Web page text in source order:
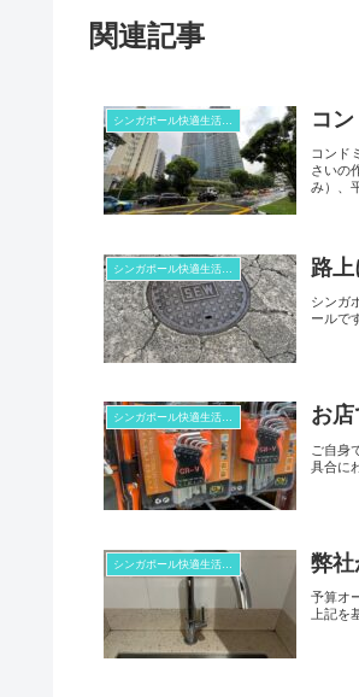
関連記事
シンガポール快適生活コラム コ
コンド
さいの
み）、
シンガポール快適生活コラム 路
シンガ
ールで
お
ご自身
具合に
シンガポール快適生活コラム 弊
予算オ
上記を